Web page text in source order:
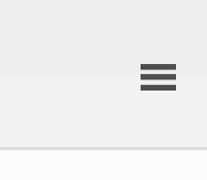
O firmie